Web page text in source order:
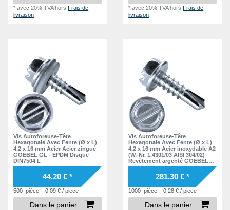
*avec 20% TVAhorsFrais de
livraison
*avec 20% TVAhorsFrais de
livraison
Vis Autoforeuse-Tête
Hexagonale Avec Fente (Ø x L)
4,2 x 16 mm Acier Acier zingué
GOEBEL GL - EPDM Disque
DIN7504 L
44,20 € *
500 pièce | 0,09 € / pièce
Dans le panier
Vis Autoforeuse-Tête
Hexagonale Avec Fente (Ø x L)
4,2 x 16 mm Acier inoxydable A2
(W.-Nr. 1.4301/03 AISI 304/02)
Revêtement argenté GOEBEL
GL - DIN7504 L
281,30 € *
1000 pièce | 0,28 € / pièce
Dans le panier